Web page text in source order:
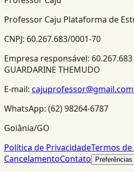
Professor Caju Plataforma de
CNPJ: 60.267.683/0001-70
Empresa responsável: 60.267.683
GUARDARINE THEMUDO
E-mail: cajuprofessor@gmail.com
WhatsApp: (62) 98264-6787
Goiânia/GO
Política de PrivacidadeTermos de
CancelamentoContato